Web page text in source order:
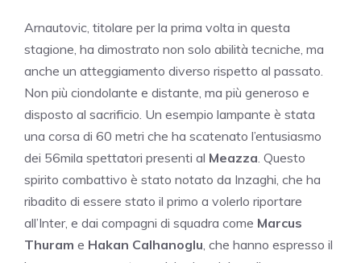
Arnautovic, titolare per la prima volta in questa
stagione, ha dimostrato non solo abilità tecniche, ma
anche un atteggiamento diverso rispetto al passato.
Non più ciondolante e distante, ma più generoso e
disposto al sacrificio. Un esempio lampante è stata
una corsa di 60 metri che ha scatenato l’entusiasmo
dei 56mila spettatori presenti al Meazza. Questo
spirito combattivo è stato notato da Inzaghi, che ha
ribadito di essere stato il primo a volerlo riportare
all’Inter, e dai compagni di squadra come Marcus
Thuram e Hakan Calhanoglu, che hanno espresso il